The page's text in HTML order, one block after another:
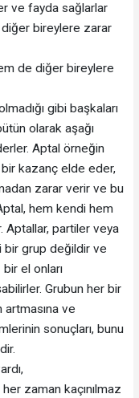
ve fayda sağlarlar
bireylere zarar
de diğer bireylere
gibi başkaları
olarak aşağı
Aptal örneğin
kazanç elde eder,
zarar verir ve bu
hem kendi hem
Aptallar, partiler veya
bir grup değildir ve
el onları
Grubun her bir
ve
sonuçları, bunu
zaman kaçınılmaz